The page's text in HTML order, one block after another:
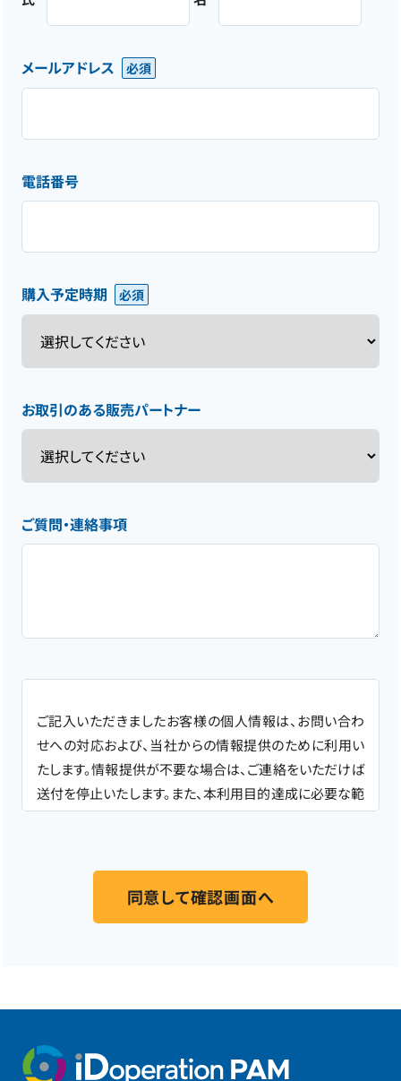
メールアドレス
電話番号
購入予定時期
お取引のある販売パートナー
ご質問・連絡事項
ご記入いただきましたお客様の個人情報は、お問い合わ
せへの対応および、当社からの情報提供のために利用い
たします。情報提供が不要な場合は、ご連絡をいただけば
送付を停止いたします。また、本利用目的達成に必要な範
囲で、フォームにご入力いただいたお客様の個人情報を
取り扱いに関しましては、NTTテクノクロス株式会社の
理システムにより運用されています。